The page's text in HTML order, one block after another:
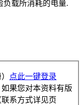
负载所消耗的电量.
点此一键登录
果您对本资料有版
系方式详见页